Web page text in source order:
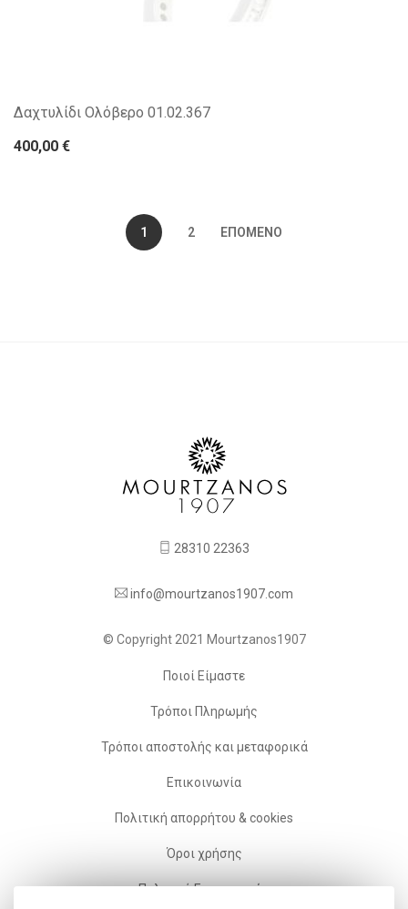
Δαχτυλίδι Ολόβερο 01.02.367
400,00 €
1 2 ΕΠΌΜΕΝΟ
28310 22363
info@mourtzanos1907.com
© Copyright 2021 Mourtzanos1907
Ποιοί Είμαστε
Τρόποι Πληρωμής
Τρόποι αποστολής και μεταφορικά
Επικοινωνία
Πολιτική απορρήτου & cookies
Όροι χρήσης
Πολιτική Επιστροφών